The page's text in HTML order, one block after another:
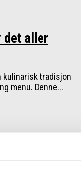
det aller
kulinarisk tradisjon
menu. Denne...